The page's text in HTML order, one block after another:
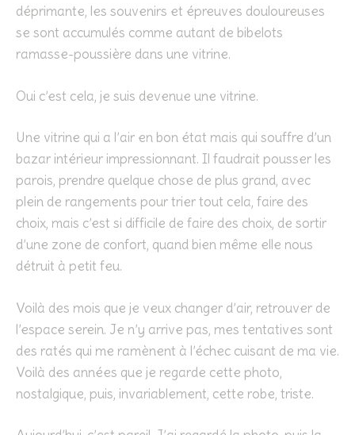
déprimante, les souvenirs et épreuves douloureuses
se sont accumulés comme autant de bibelots
ramasse-poussière dans une vitrine.
Oui c’est cela, je suis devenue une vitrine.
Une vitrine qui a l’air en bon état mais qui souffre d’un
bazar intérieur impressionnant. Il faudrait pousser les
parois, prendre quelque chose de plus grand, avec
plein de rangements pour trier tout cela, faire des
choix, mais c’est si difficile de faire des choix, de sortir
d’une zone de confort, quand bien même elle nous
détruit à petit feu.
Voilà des mois que je veux changer d’air, retrouver de
l’espace serein. Je n’y arrive pas, mes tentatives sont
des ratés qui me ramènent à l’échec cuisant de ma vie.
Voilà des années que je regarde cette photo,
nostalgique, puis, invariablement, cette robe, triste.